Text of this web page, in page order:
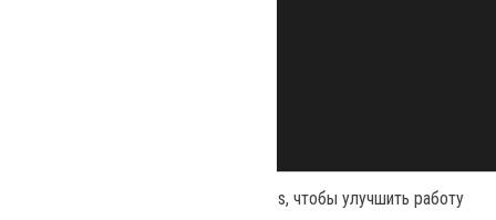
Наш сайт использует файлы cookies, чтобы улучшить работу